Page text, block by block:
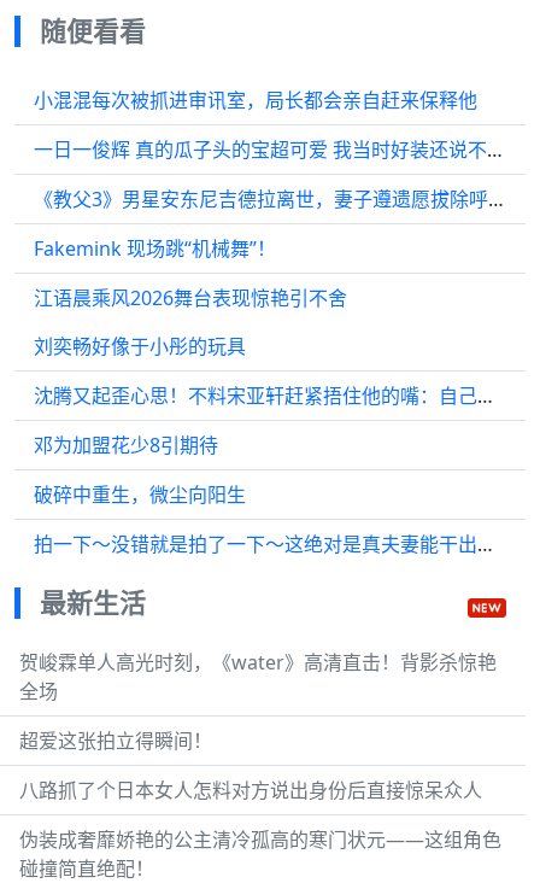
随便看看
小混混每次被抓进审讯室，局长都会亲自赶来保释他
一日一俊辉 真的瓜子头的宝超可爱 我当时好装还说不喜欢
《教父3》男星安东尼吉德拉离世，妻子遵遗愿拔除呼吸机
Fakemink 现场跳“机械舞”！
江语晨乘风2026舞台表现惊艳引不舍
刘奕畅好像于小彤的玩具
沈腾又起歪心思！不料宋亚轩赶紧捂住他的嘴：自己人！
邓为加盟花少8引期待
破碎中重生，微尘向阳生
拍一下～没错就是拍了一下～这绝对是真夫妻能干出来的事[害羞R]有趣的灵魂万里挑一[害羞R][害羞R]
最新生活
贺峻霖单人高光时刻，《water》高清直击！背影杀惊艳
全场
超爱这张拍立得瞬间！
八路抓了个日本女人怎料对方说出身份后直接惊呆众人
伪装成奢靡娇艳的公主清冷孤高的寒门状元——这组角色
碰撞简直绝配！